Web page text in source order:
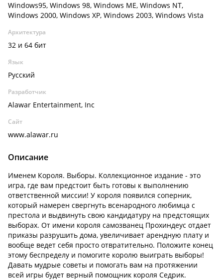
Windows95, Windows 98, Windows ME, Windows NT,
Windows 2000, Windows XP, Windows 2003, Windows Vista
Архитектура
32 и 64 бит
Язык
Русский
Разработчик
Alawar Entertainment, Inc
Сайт
www.alawar.ru
Описание
Именем Короля. Выборы. Коллекционное издание - это
игра, где вам предстоит быть готовы к выполнению
ответственной миссии! У короля появился соперник,
который намерен свергнуть всенародного любимца с
престола и выдвинуть свою кандидатуру на предстоящих
выборах. От имени короля самозванец Прохиндеус отдает
приказы разрушить дома, увеличивает арендную плату и
вообще ведет себя просто отвратительно. Положите конец
этому беспределу и помогите королю выиграть выборы!
Давать мудрые советы и помогать вам на протяжении
всей игры будет верный помощник короля Седрик.